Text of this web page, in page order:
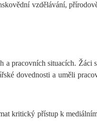
vzdělávání,
a pracovních situacích.
dovednosti a uměli
kritický přístup k